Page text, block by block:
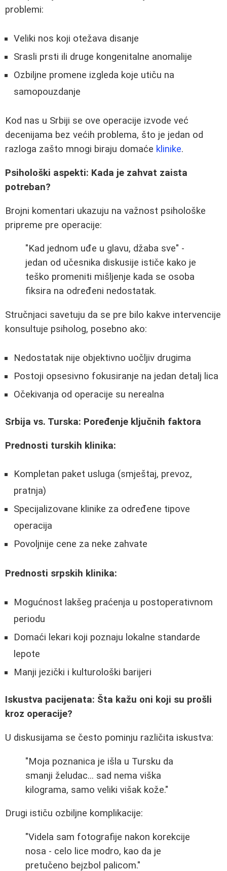
problemi:
Veliki nos koji otežava disanje
Srasli prsti ili druge kongenitalne anomalije
Ozbiljne promene izgleda koje utiču na
samopouzdanje
Kod nas u Srbiji se ove operacije izvode već
decenijama bez većih problema, što je jedan od
razloga zašto mnogi biraju domaće klinike.
Psihološki aspekti: Kada je zahvat zaista
potreban?
Brojni komentari ukazuju na važnost psihološke
pripreme pre operacije:
"Kad jednom uđe u glavu, džaba sve" -
jedan od učesnika diskusije ističe kako je
teško promeniti mišljenje kada se osoba
fiksira na određeni nedostatak.
Stručnjaci savetuju da se pre bilo kakve intervencije
konsultuje psiholog, posebno ako:
Nedostatak nije objektivno uočljiv drugima
Postoji opsesivno fokusiranje na jedan detalj lica
Očekivanja od operacije su nerealna
Srbija vs. Turska: Poređenje ključnih faktora
Prednosti turskih klinika:
Kompletan paket usluga (smještaj, prevoz,
pratnja)
Specijalizovane klinike za određene tipove
operacija
Povoljnije cene za neke zahvate
Prednosti srpskih klinika:
Mogućnost lakšeg praćenja u postoperativnom
periodu
Domaći lekari koji poznaju lokalne standarde
lepote
Manji jezički i kulturološki barijeri
Iskustva pacijenata: Šta kažu oni koji su prošli
kroz operacije?
U diskusijama se često pominju različita iskustva:
"Moja poznanica je išla u Tursku da
smanji želudac... sad nema viška
kilograma, samo veliki višak kože."
Drugi ističu ozbiljne komplikacije:
"Videla sam fotografije nakon korekcije
nosa - celo lice modro, kao da je
pretučeno bejzbol palicom."